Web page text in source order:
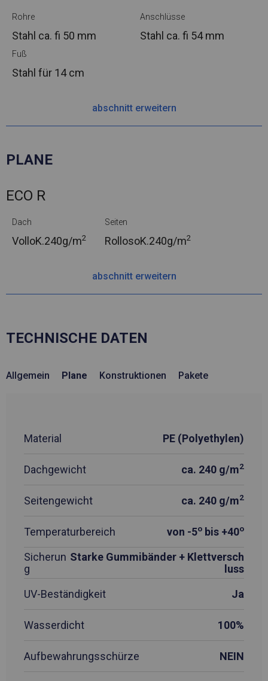
Rohre
Stahl ca. fi 50 mm
Anschlüsse
Stahl ca. fi 54 mm
Fuß
Stahl für 14 cm
abschnitt erweitern
PLANE
ECO R
Dach
VolloK.240g/m2
Seiten
RollosoK.240g/m2
abschnitt erweitern
TECHNISCHE DATEN
Allgemein Plane Konstruktionen Pakete
Material PE (Polyethylen)
Dachgewicht ca. 240 g/m2
Seitengewicht ca. 240 g/m2
Temperaturbereich von -5o bis +40o
Sicherun
g
Starke Gummibänder + Klettversch
luss
UV-Beständigkeit
Ja
Wasserdicht 100%
Aufbewahrungsschürze NEIN